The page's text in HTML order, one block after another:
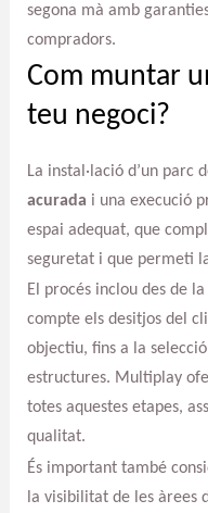
segona mà amb
compradors.
Com muntar
teu negoci?
La instal·lació d’un parc
acurada i una execució
espai adequat, que
seguretat i que permeti
El procés inclou des de
compte els desitjos del
objectiu, fins a la
estructures. Multiplay
totes aquestes etapes,
qualitat.
És important també
la visibilitat de les